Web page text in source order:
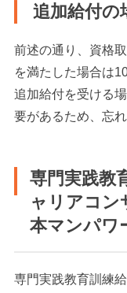
追加給付の
前述の通り、資格
を満たした場合は
追加給付を受ける
要があるため、忘
専門実践教
ャリアコン
本マンパワ
専門実践教育訓練